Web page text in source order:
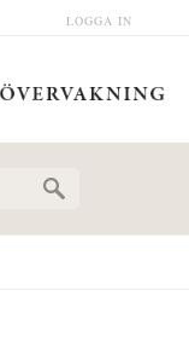
LOGGA IN